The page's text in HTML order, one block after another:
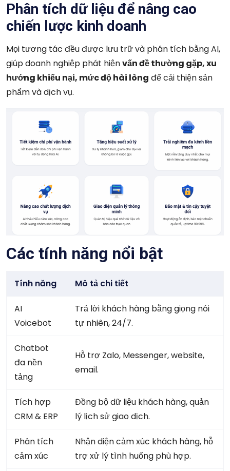
Phân tích dữ liệu để nâng cao
chiến lược kinh doanh
Mọi tương tác đều được lưu trữ và phân tích bằng AI,
giúp doanh nghiệp phát hiệnvấn đề thường gặp, xu
hướng khiếu nại, mức độ hài lòng để cải thiện sản
phẩm và dịch vụ.
Các tính năng nổi bật
Tính năng Mô tả chi tiết
AI
Voicebot
Trả lời khách hàng bằng giọng nói
tự nhiên, 24/7.
Chatbot
đa nền
tảng
Hỗ trợ Zalo, Messenger, website,
email.
Tích hợp
CRM & ERP
Đồng bộ dữ liệu khách hàng, quản
lý lịch sử giao dịch.
Phân tích
cảm xúc
Nhận diện cảm xúc khách hàng, hỗ
trợ xử lý tình huống phù hợp.